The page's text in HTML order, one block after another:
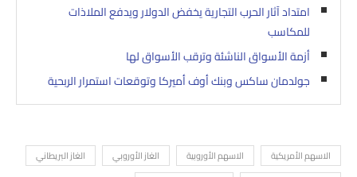
امتداد آثار الحرب التجارية يخفض الدولار ويدفع الملاذات
للمكاسب
أزمة الأسواق الناشئة وترقب الأسواق لها
جولدمان ساكس وبنك أوف أميركا وتوقعات استمرار الربحية
الاسهم الأمريكية الاسهم الأوروبية الغاز الأوروبي
الغاز البريطاني